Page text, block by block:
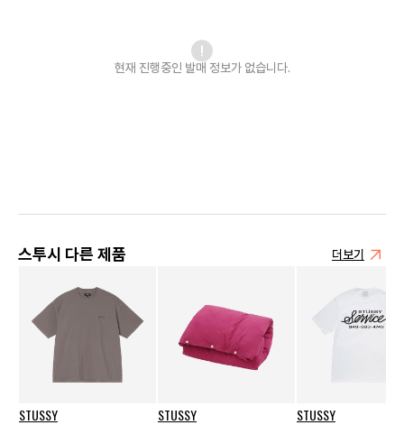
현재 진행중인 발매 정보가 없습니다.
스투시 다른 제품 더보기
STUSSY STUSSY STUSSY